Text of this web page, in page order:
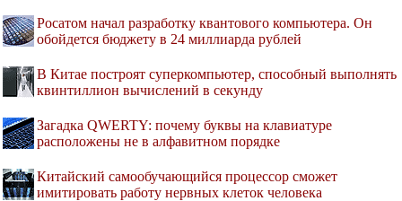
Росатом начал разработку квантового компьютера. Он
обойдется бюджету в 24 миллиарда рублей
В Китае построят суперкомпьютер, способный выполнять
квинтиллион вычислений в секунду
Загадка QWERTY: почему буквы на клавиатуре
расположены не в алфавитном порядке
Китайский самообучающийся процессор сможет
имитировать работу нервных клеток человека